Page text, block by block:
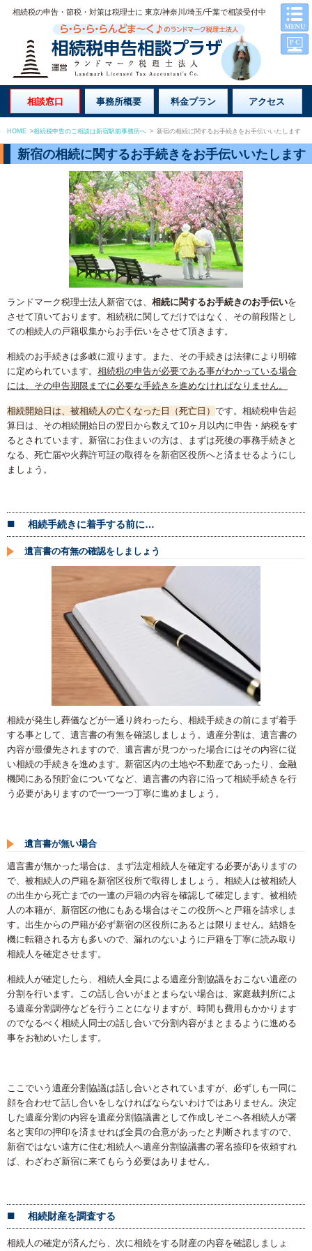
相続税の申告・節税・対策は税理士に 東京/神奈川/埼玉/千葉で相談受付中
相談窓口 事務所概要 料金プラン アクセス
HOME >相続税申告のご相談は新宿駅前事務所へ > 新宿の相続に関するお手続きをお手伝いいたします
新宿の相続に関するお手続きをお手伝いいたします
ランドマーク税理士法人新宿では、 相続に関するお手続きのお手伝いを
させて頂いております。相続税に関してだけではなく、その前段階とし
ての相続人の戸籍収集からお手伝いをさせて頂きます。
相続のお手続きは多岐に渡ります。また、その手続きは法律により明確
に定められています。 相続税の申告が必要である事がわかっている場合
には、その申告期限までに必要な手続きを進めなければなりません。
相続開始日は、被相続人の亡くなった日（死亡日） です。相続税申告起
算日は、その相続開始日の翌日から数えて10ヶ月以内に申告・納税をす
るとされています。新宿にお住まいの方は、まずは死後の事務手続きと
なる、死亡届や火葬許可証の取得をを新宿区役所へと済ませるようにし
ましょう。
相続手続きに着手する前に…
遺言書の有無の確認をしましょう
相続が発生し葬儀などが一通り終わったら、相続手続きの前にまず着手
する事として、遺言書の有無を確認しましょう。遺産分割は、遺言書の
内容が最優先されますので、遺言書が見つかった場合にはその内容に従
い相続の手続きを進めます。新宿区内の土地や不動産であったり、金融
機関にある預貯金についてなど、遺言書の内容に沿って相続手続きを行
う必要がありますので一つ一つ丁寧に進めましょう。
遺言書が無い場合
遺言書が無かった場合は、まず法定相続人を確定する必要がありますの
で、被相続人の戸籍を新宿区役所で取得しましょう。相続人は被相続人
の出生から死亡までの一連の戸籍の内容を確認して確定します。被相続
人の本籍が、新宿区の他にもある場合はそこの役所へと戸籍を請求しま
す。出生からの戸籍が必ず新宿の区役所にあるとは限りません。結婚を
機に転籍される方も多いので、漏れのないように戸籍を丁寧に読み取り
相続人を確定させます。
相続人が確定したら、相続人全員による遺産分割協議をおこない遺産の
分割を行います。この話し合いがまとまらない場合は、家庭裁判所によ
る遺産分割調停などを行うことになりますが、時間も費用もかかります
のでなるべく相続人同士の話し合いで分割内容がまとまるように進める
事をお勧めいたします。
ここでいう遺産分割協議は話し合いとされていますが、必ずしも一同に
顔を合わせて話し合いをしなければならないわけではありません。決定
した遺産分割の内容を遺産分割協議書として作成しそこへ各相続人が署
名と実印の押印を済ませれば全員の合意があったと判断されますので、
新宿ではない遠方に住む相続人へ遺産分割協議書の署名捺印を依頼すれ
ば、わざわざ新宿に来てもらう必要はありません。
相続財産を調査する
相続人の確定が済んだら、次に相続をする財産の内容を確認しましょ